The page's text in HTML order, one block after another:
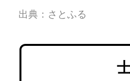
出典：さとふる